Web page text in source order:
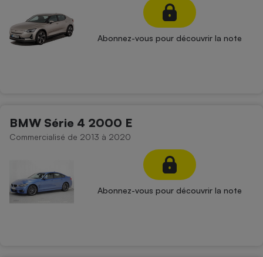
Abonnez-vous pour découvrir la note
BMW Série 4 2000 E
Commercialisé de 2013 à 2020
Abonnez-vous pour découvrir la note